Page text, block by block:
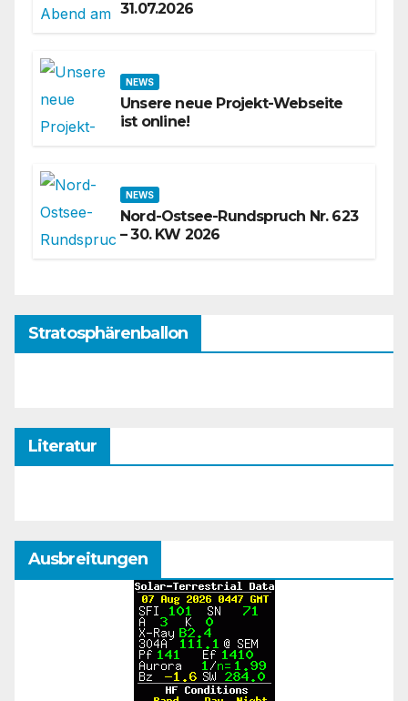
31.07.2026
NEWS
Unsere neue Projekt-Webseite
ist online!
NEWS
Nord-Ostsee-Rundspruch Nr. 623
– 30. KW 2026
Stratosphärenballon
Literatur
Ausbreitungen